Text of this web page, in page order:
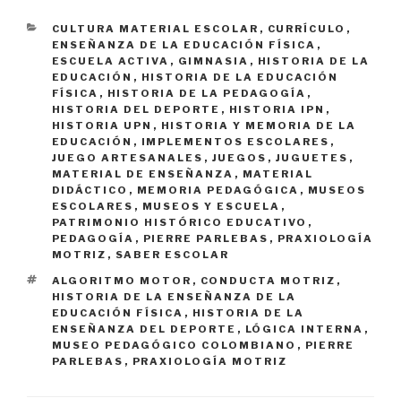
CATEGORÍAS
CULTURA MATERIAL ESCOLAR , CURRÍCULO ,
ENSEÑANZA DE LA EDUCACIÓN FÍSICA ,
ESCUELA ACTIVA , GIMNASIA , HISTORIA DE LA
EDUCACIÓN , HISTORIA DE LA EDUCACIÓN
FÍSICA , HISTORIA DE LA PEDAGOGÍA ,
HISTORIA DEL DEPORTE , HISTORIA IPN ,
HISTORIA UPN , HISTORIA Y MEMORIA DE LA
EDUCACIÓN , IMPLEMENTOS ESCOLARES ,
JUEGO ARTESANALES , JUEGOS , JUGUETES ,
MATERIAL DE ENSEÑANZA , MATERIAL
DIDÁCTICO , MEMORIA PEDAGÓGICA , MUSEOS
ESCOLARES , MUSEOS Y ESCUELA ,
PATRIMONIO HISTÓRICO EDUCATIVO ,
PEDAGOGÍA , PIERRE PARLEBAS , PRAXIOLOGÍA
MOTRIZ , SABER ESCOLAR
ETIQUETAS
ALGORITMO MOTOR , CONDUCTA MOTRIZ ,
HISTORIA DE LA ENSEÑANZA DE LA
EDUCACIÓN FÍSICA , HISTORIA DE LA
ENSEÑANZA DEL DEPORTE , LÓGICA INTERNA ,
MUSEO PEDAGÓGICO COLOMBIANO , PIERRE
PARLEBAS , PRAXIOLOGÍA MOTRIZ